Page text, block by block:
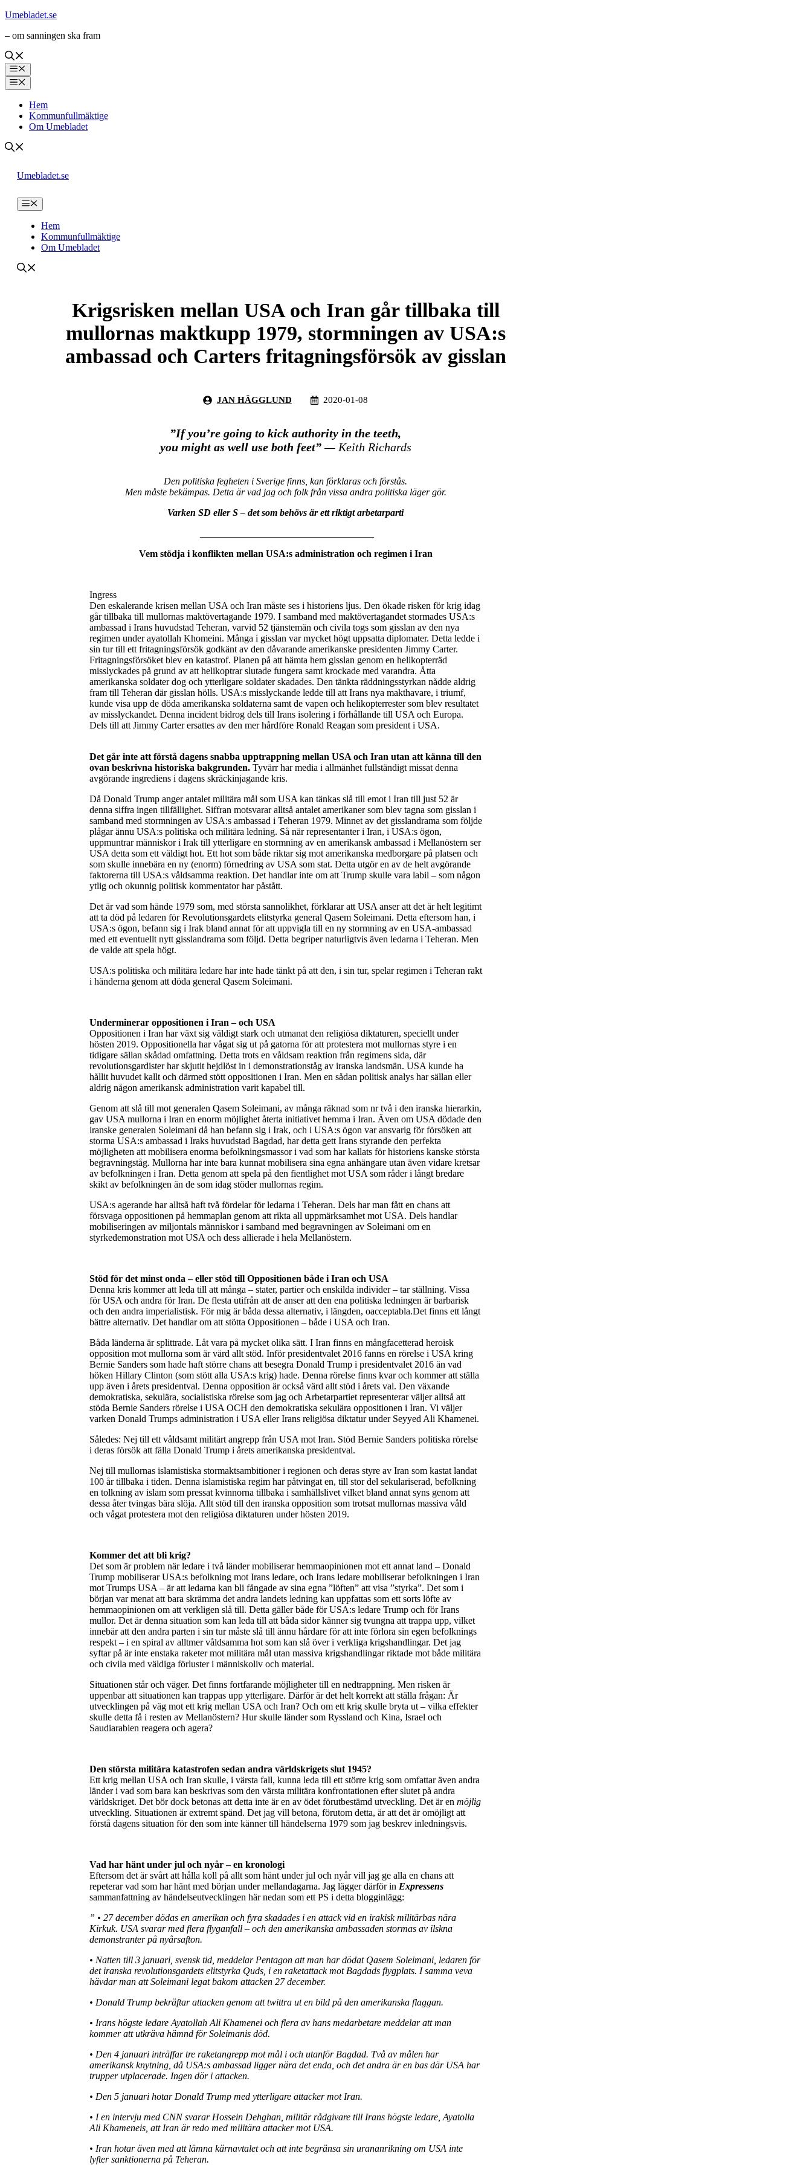
Hoppa
innehåll
Umebladet.se
– om sanningen ska fram
Meny
Meny
Hem
Kommunfullmäktige
Om Umebladet
Umebladet.se
Meny
Hem
Kommunfullmäktige
Om Umebladet
Krigsrisken mellan USA och Iran går tillbaka till
mullornas maktkupp 1979, stormningen av USA:s
ambassad och Carters fritagningsförsök av gisslan
JAN HÄGGLUND 2020-01-08
”If you’re going to kick authority in the teeth,
you might as well use both feet”— Keith Richards
Den politiska fegheten i Sverige finns, kan förklaras och förstås.
Men måste bekämpas. Detta är vad jag och folk från vissa andra politiska läger gör.
Varken SD eller S – det som behövs är ett riktigt arbetarparti
Vem stödja i konflikten mellan USA:s administration och regimen i Iran
Ingress
Den eskalerande krisen mellan USA och Iran måste ses i historiens ljus. Den ökade risken för krig idag
går tillbaka till mullornas maktövertagande 1979. I samband med maktövertagandet stormades USA:s
ambassad i Irans huvudstad Teheran, varvid 52 tjänstemän och civila togs som gisslan av den nya
regimen under ayatollah Khomeini. Många i gisslan var mycket högt uppsatta diplomater. Detta ledde i
sin tur till ett fritagningsförsök godkänt av den dåvarande amerikanske presidenten Jimmy Carter.
Fritagningsförsöket blev en katastrof. Planen på att hämta hem gisslan genom en helikopterräd
misslyckades på grund av att helikoptrar slutade fungera samt krockade med varandra. Åtta
amerikanska soldater dog och ytterligare soldater skadades. Den tänkta räddningsstyrkan nådde aldrig
fram till Teheran där gisslan hölls. USA:s misslyckande ledde till att Irans nya makthavare, i triumf,
kunde visa upp de döda amerikanska soldaterna samt de vapen och helikopterrester som blev resultatet
av misslyckandet. Denna incident bidrog dels till Irans isolering i förhållande till USA och Europa.
Dels till att Jimmy Carter ersattes av den mer hårdföre Ronald Reagan som president i USA.
Det går inte att förstå dagens snabba upptrappning mellan USA och Iran utan att känna till den
ovan beskrivna historiska bakgrunden.Tyvärr har media i allmänhet fullständigt missat denna
avgörande ingrediens i dagens skräckinjagande kris.
Då Donald Trump anger antalet militära mål som USA kan tänkas slå till emot i Iran till just 52 är
denna siffra ingen tillfällighet. Siffran motsvarar alltså antalet amerikaner som blev tagna som gisslan i
samband med stormningen av USA:s ambassad i Teheran 1979. Minnet av det gisslandrama som följde
plågar ännu USA:s politiska och militära ledning. Så när representanter i Iran, i USA:s ögon,
uppmuntrar människor i Irak till ytterligare en stormning av en amerikansk ambassad i Mellanöstern ser
USA detta som ett väldigt hot. Ett hot som både riktar sig mot amerikanska medborgare på platsen och
som skulle innebära en ny (enorm) förnedring av USA som stat. Detta utgör en av de helt avgörande
faktorerna till USA:s våldsamma reaktion. Det handlar inte om att Trump skulle vara labil – som någon
ytlig och okunnig politisk kommentator har påstått.
Det är vad som hände 1979 som, med största sannolikhet, förklarar att USA anser att det är helt legitimt
att ta död på ledaren för Revolutionsgardets elitstyrka general Qasem Soleimani. Detta eftersom han, i
USA:s ögon, befann sig i Irak bland annat för att uppvigla till en ny stormning av en USA-ambassad
med ett eventuellt nytt gisslandrama som följd. Detta begriper naturligtvis även ledarna i Teheran. Men
de valde att spela högt.
USA:s politiska och militära ledare har inte hade tänkt på att den, i sin tur, spelar regimen i Teheran rakt
i händerna genom att döda general Qasem Soleimani.
Underminerar oppositionen i Iran – och USA
Oppositionen i Iran har växt sig väldigt stark och utmanat den religiösa diktaturen, speciellt under
hösten 2019. Oppositionella har vågat sig ut på gatorna för att protestera mot mullornas styre i en
tidigare sällan skådad omfattning. Detta trots en våldsam reaktion från regimens sida, där
revolutionsgardister har skjutit hejdlöst in i demonstrationståg av iranska landsmän. USA kunde ha
hållit huvudet kallt och därmed stött oppositionen i Iran. Men en sådan politisk analys har sällan eller
aldrig någon amerikansk administration varit kapabel till.
Genom att slå till mot generalen Qasem Soleimani, av många räknad som nr två i den iranska hierarkin,
gav USA mullorna i Iran en enorm möjlighet återta initiativet hemma i Iran. Även om USA dödade den
iranske generalen Soleimani då han befann sig i Irak, och i USA:s ögon var ansvarig för försöken att
storma USA:s ambassad i Iraks huvudstad Bagdad, har detta gett Irans styrande den perfekta
möjligheten att mobilisera enorma befolkningsmassor i vad som har kallats för historiens kanske största
begravningståg. Mullorna har inte bara kunnat mobilisera sina egna anhängare utan även vidare kretsar
av befolkningen i Iran. Detta genom att spela på den fientlighet mot USA som råder i långt bredare
skikt av befolkningen än de som idag stöder mullornas regim.
USA:s agerande har alltså haft två fördelar för ledarna i Teheran. Dels har man fått en chans att
försvaga oppositionen på hemmaplan genom att rikta all uppmärksamhet mot USA. Dels handlar
mobiliseringen av miljontals människor i samband med begravningen av Soleimani om en
styrkedemonstration mot USA och dess allierade i hela Mellanöstern.
Stöd för det minst onda – eller stöd till Oppositionen både i Iran och USA
Denna kris kommer att leda till att många – stater, partier och enskilda individer – tar ställning. Vissa
för USA och andra för Iran. De flesta utifrån att de anser att den ena politiska ledningen är barbarisk
och den andra imperialistisk. För mig är båda dessa alternativ, i längden, oacceptabla.Det finns ett långt
bättre alternativ. Det handlar om att stötta Oppositionen – både i USA och Iran.
Båda länderna är splittrade. Låt vara på mycket olika sätt. I Iran finns en mångfacetterad heroisk
opposition mot mullorna som är värd allt stöd. Inför presidentvalet 2016 fanns en rörelse i USA kring
Bernie Sanders som hade haft större chans att besegra Donald Trump i presidentvalet 2016 än vad
höken Hillary Clinton (som stött alla USA:s krig) hade. Denna rörelse finns kvar och kommer att ställa
upp även i årets presidentval. Denna opposition är också värd allt stöd i årets val. Den växande
demokratiska, sekulära, socialistiska rörelse som jag och Arbetarpartiet representerar väljer alltså att
stöda Bernie Sanders rörelse i USA OCH den demokratiska sekulära oppositionen i Iran. Vi väljer
varken Donald Trumps administration i USA eller Irans religiösa diktatur under Seyyed Ali Khamenei.
Således: Nej till ett våldsamt militärt angrepp från USA mot Iran. Stöd Bernie Sanders politiska rörelse
i deras försök att fälla Donald Trump i årets amerikanska presidentval.
Nej till mullornas islamistiska stormaktsambitioner i regionen och deras styre av Iran som kastat landat
100 år tillbaka i tiden. Denna islamistiska regim har påtvingat en, till stor del sekulariserad, befolkning
en tolkning av islam som pressat kvinnorna tillbaka i samhällslivet vilket bland annat syns genom att
dessa åter tvingas bära slöja. Allt stöd till den iranska opposition som trotsat mullornas massiva våld
och vågat protestera mot den religiösa diktaturen under hösten 2019.
Kommer det att bli krig?
Det som är problem när ledare i två länder mobiliserar hemmaopinionen mot ett annat land – Donald
Trump mobiliserar USA:s befolkning mot Irans ledare, och Irans ledare mobiliserar befolkningen i Iran
mot Trumps USA – är att ledarna kan bli fångade av sina egna ”löften” att visa ”styrka”. Det som i
början var menat att bara skrämma det andra landets ledning kan uppfattas som ett sorts löfte av
hemmaopinionen om att verkligen slå till. Detta gäller både för USA:s ledare Trump och för Irans
mullor. Det är denna situation som kan leda till att båda sidor känner sig tvungna att trappa upp, vilket
innebär att den andra parten i sin tur måste slå till ännu hårdare för att inte förlora sin egen befolknings
respekt – i en spiral av alltmer våldsamma hot som kan slå över i verkliga krigshandlingar. Det jag
syftar på är inte enstaka raketer mot militära mål utan massiva krigshandlingar riktade mot både militära
och civila med väldiga förluster i människoliv och material.
Situationen står och väger. Det finns fortfarande möjligheter till en nedtrappning. Men risken är
uppenbar att situationen kan trappas upp ytterligare. Därför är det helt korrekt att ställa frågan: Är
utvecklingen på väg mot ett krig mellan USA och Iran? Och om ett krig skulle bryta ut – vilka effekter
skulle detta få i resten av Mellanöstern? Hur skulle länder som Ryssland och Kina, Israel och
Saudiarabien reagera och agera?
Den största militära katastrofen sedan andra världskrigets slut 1945?
Ett krig mellan USA och Iran skulle, i värsta fall, kunna leda till ett större krig som omfattar även andra
länder i vad som bara kan beskrivas som den värsta militära konfrontationen efter slutet på andra
världskriget. Det bör dock betonas att detta inte är en av ödet förutbestämd utveckling. Det är en möjlig
utveckling. Situationen är extremt spänd. Det jag vill betona, förutom detta, är att det är omöjligt att
förstå dagens situation för den som inte känner till händelserna 1979 som jag beskrev inledningsvis.
Vad har hänt under jul och nyår – en kronologi
Eftersom det är svårt att hålla koll på allt som hänt under jul och nyår vill jag ge alla en chans att
repeterar vad som har hänt med början under mellandagarna. Jag lägger därför in Expressens
sammanfattning av händelseutvecklingen här nedan som ett PS i detta blogginlägg:
” • 27 december dödas en amerikan och fyra skadades i en attack vid en irakisk militärbas nära
Kirkuk. USA svarar med flera flyganfall – och den amerikanska ambassaden stormas av ilskna
demonstranter på nyårsafton.
• Natten till 3 januari, svensk tid, meddelar Pentagon att man har dödat Qasem Soleimani, ledaren för
det iranska revolutionsgardets elitstyrka Quds, i en raketattack mot Bagdads flygplats. I samma veva
hävdar man att Soleimani legat bakom attacken 27 december.
• Donald Trump bekräftar attacken genom att twittra ut en bild på den amerikanska flaggan.
• Irans högste ledare Ayatollah Ali Khamenei och flera av hans medarbetare meddelar att man
kommer att utkräva hämnd för Soleimanis död.
• Den 4 januari inträffar tre raketangrepp mot mål i och utanför Bagdad. Två av målen har
amerikansk knytning, då USA:s ambassad ligger nära det enda, och det andra är en bas där USA har
trupper utplacerade. Ingen dör i attacken.
• Den 5 januari hotar Donald Trump med ytterligare attacker mot Iran.
• I en intervju med CNN svarar Hossein Dehghan, militär rådgivare till Irans högste ledare, Ayatolla
Ali Khameneis, att Iran är redo med militära attacker mot USA.
• Iran hotar även med att lämna kärnavtalet och att inte begränsa sin urananrikning om USA inte
lyfter sanktionerna på Teheran.